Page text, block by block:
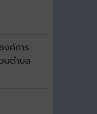
งค์การ
นตำบล